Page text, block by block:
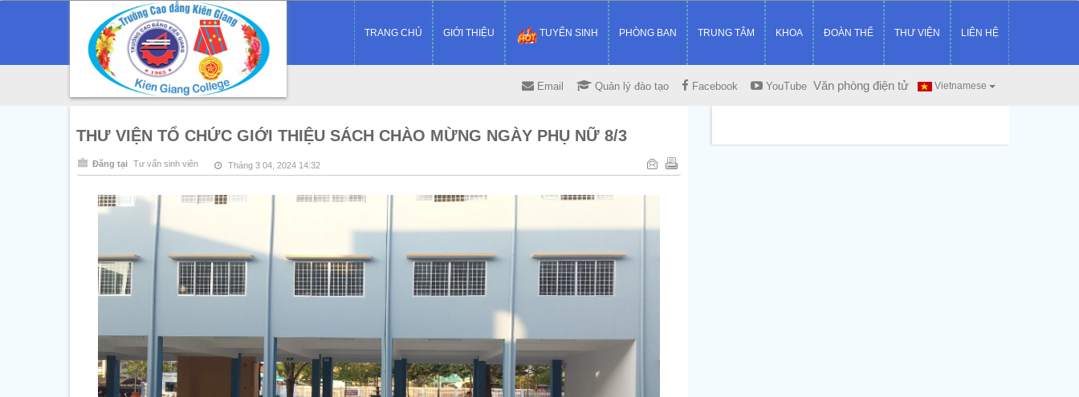
TRANG CHỦ GIỚI THIỆU TUYỂN SINH PHÒNG BAN TRUNG TÂM KHOA ĐOÀN THỂ THƯ VIỆN LIÊN HỆ
Vietnamese
Email Quản lý đào tạo Facebook YouTube Văn phòng điện tử
THƯ VIỆN TỔ CHỨC GIỚI THIỆU SÁCH CHÀO MỪNG NGÀY PHỤ NỮ 8/3
Đăng tại Tư vấn sinh viên Tháng 3 04, 2024 14:32